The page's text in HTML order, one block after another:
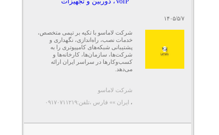
۱۴۰۵/۵/۷
شرکت لاماسو با تکیه بر تیمی متخصص،
خدمات نصب، راه‌اندازی، نگهداری و
پشتیبانی شبکه‌های کامپیوتری را به
شرکت‌ها، سازمان‌ها، کارخانه‌ها و
کسب‌وکارها در سراسر ایران ارائه
می‌دهد.
شرکت لاماسو
، ایران »» فارس ،تلفن:۰۹۱۷۰۷۱۱۲۱۹